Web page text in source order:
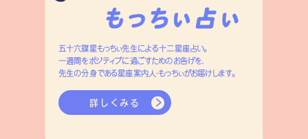
五十六謀星もっちぃ先生による十二星座占い。
一週間をポジティブに過ごすためのお告げを、
先生の分身である星座案内人・もっちぃがお届けします。
詳しくみる